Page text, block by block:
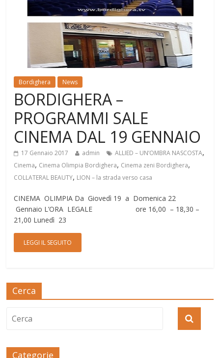
Bordighera News
BORDIGHERA –
PROGRAMMI SALE
CINEMA DAL 19 GENNAIO
17 Gennaio 2017 admin ALLIED – UN’OMBRA NASCOSTA,
Cinema, Cinema Olimpia Bordighera, Cinema zeni Bordighera,
COLLATERAL BEAUTY, LION – la strada verso casa
CINEMA OLIMPIA Da Giovedì 19 a Domenica 22
Gennaio L’ORA LEGALE ore 16,00 – 18,30 –
21,00 Lunedì 23
LEGGI IL SEGUITO
Cerca
Categorie